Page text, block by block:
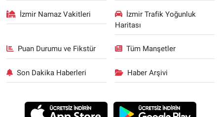
İzmir Namaz Vakitleri
İzmir Trafik Yoğunluk
Haritası
Puan Durumu ve Fikstür Tüm Manşetler
Son Dakika Haberleri Haber Arşivi